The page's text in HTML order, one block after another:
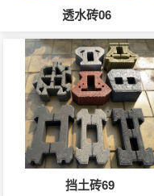
透水砖06
挡土砖69